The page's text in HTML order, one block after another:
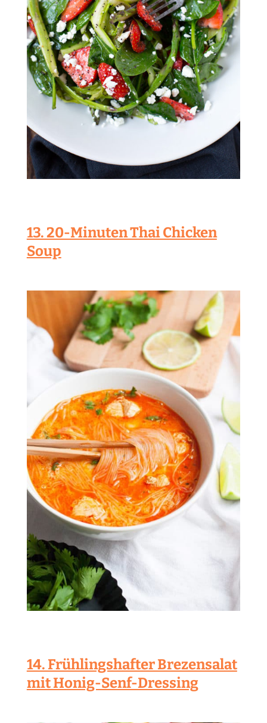
13. 20-Minuten Thai Chicken
Soup
14. Frühlingshafter Brezensalat
mit Honig-Senf-Dressing